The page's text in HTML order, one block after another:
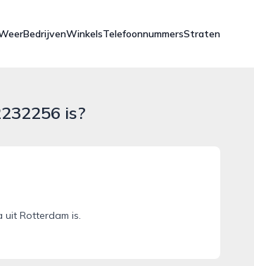
BedrijvenWinkelsTelefoonnummersStraten
is?
uit Rotterdam is.